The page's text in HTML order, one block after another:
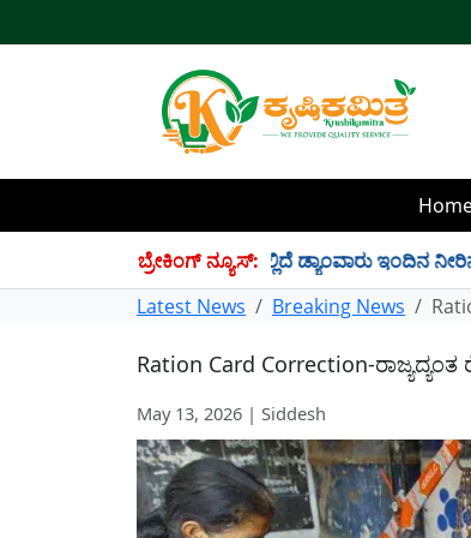
ಬ್ರೇಕಿಂಗ್ ನ್ಯೂಸ್:
ನೀರು ಸಂಗ್ರಹ! ಇಲ್ಲಿದೆ ಡ್ಯಾಂವಾರು ಇಂದಿನ ನೀರಿನ ಮಟ್ಟ!
Latest News
Breaking News
Ration Card Correction-
May 13, 2026 | Siddesh